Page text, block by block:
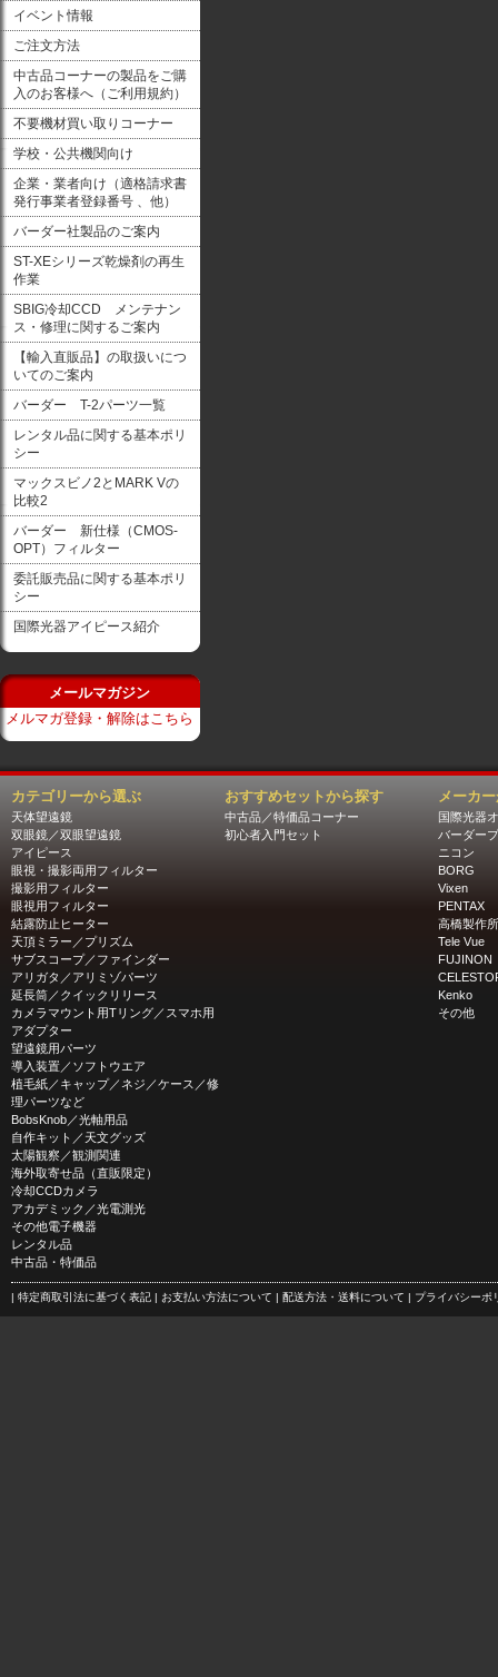
イベント情報
ご注文方法
中古品コーナーの製品をご購
入のお客様へ（ご利用規約）
不要機材買い取りコーナー
学校・公共機関向け
企業・業者向け（適格請求書
発行事業者登録番号 、他）
バーダー社製品のご案内
ST-XEシリーズ乾燥剤の再生
作業
SBIG冷却CCD メンテナン
ス・修理に関するご案内
【輸入直販品】の取扱いにつ
いてのご案内
バーダー T-2パーツ一覧
レンタル品に関する基本ポリ
シー
マックスビノ2とMARK Vの
比較2
バーダー 新仕様（CMOS-
OPT）フィルター
委託販売品に関する基本ポリ
シー
国際光器アイピース紹介
メールマガジン
メルマガ登録・解除はこちら
カテゴリーから選ぶ
天体望遠鏡
双眼鏡／双眼望遠鏡
アイピース
眼視・撮影両用フィルター
撮影用フィルター
眼視用フィルター
結露防止ヒーター
天頂ミラー／プリズム
サブスコープ／ファインダー
アリガタ／アリミゾパーツ
延長筒／クイックリリース
カメラマウント用Tリング／スマホ用
アダプター
望遠鏡用パーツ
導入装置／ソフトウエア
植毛紙／キャップ／ネジ／ケース／修
理パーツなど
BobsKnob／光軸用品
自作キット／天文グッズ
太陽観察／観測関連
海外取寄せ品（直販限定）
冷却CCDカメラ
アカデミック／光電測光
その他電子機器
レンタル品
中古品・特価品
おすすめセットから探す
中古品／特価品コーナー
初心者入門セット
メーカ
国際光器
バーダー
ニコン
BORG
Vixen
PENTAX
高橋製作所
Tele Vue
FUJINON
Kenko
その他
| 特定商取引法に基づく表記 | お支払い方法について | 配送方法・送料について | プライバシーポ